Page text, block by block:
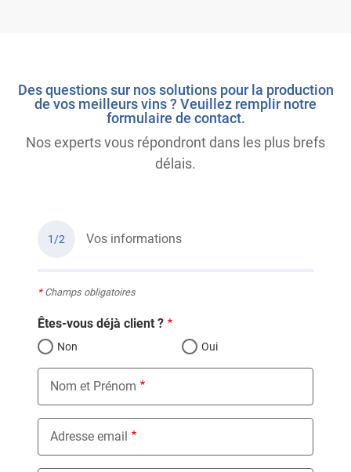
Des questions sur nos solutions pour la production
de vos meilleurs vins ? Veuillez remplir notre
formulaire de contact.
Nos experts vous répondront dans les plus brefs
délais.
1/2 Vos informations
*Champs obligatoires
Êtes-vous déjà client ?
Non Oui
Nom et Prénom
Adresse email